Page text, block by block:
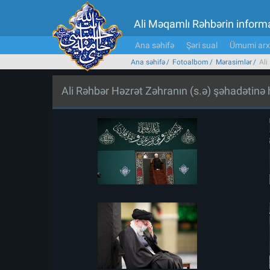
Ali Məqamlı Rəhbərin
Ana səhifə Şəri sual Ümumi
Ana səhifə Fotoalbom Mərasimlər Ali
Ali Rəhbər Həzrət Zəhranın (s.ə)